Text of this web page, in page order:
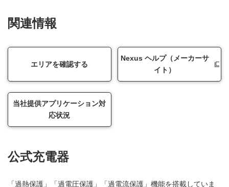
関連情報
エリアを確認する
Nexus ヘルプ（メーカーサ
イト）
当社提供アプリケーション対
応状況
公式充電器
「過熱保護」「過電圧保護」「過電流保護」機能を搭載していま